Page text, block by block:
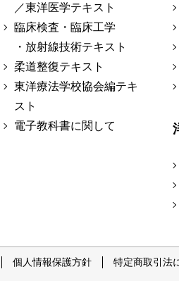
／東洋医学テキスト
臨床検査・臨床工学
・放射線技術テキスト
柔道整復テキスト
東洋療法学校協会編テキ
スト
電子教科書に関して
個人情報保護方針 特定商取引法